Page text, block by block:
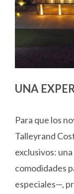
UNA
Para que los
Talleyrand
exclusivos:
comodidades
especiales—,